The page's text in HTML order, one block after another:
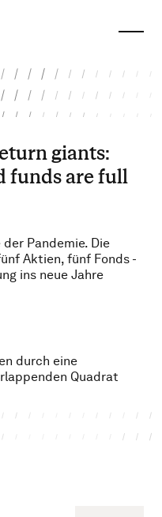
giants:
funds are full
Pandemie. Die
Aktien, fünf Fonds -
ins neue Jahre